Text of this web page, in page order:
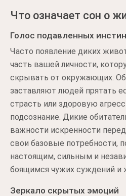
Что означает сон о
Голос подавленных
Часто появление диких
часть вашей личности,
скрывать от окружающих.
заставляют людей прятать
страсть или здоровую
подсознание. Дикие
важности искренности
свои базовые потребности,
настоящим, сильным и
боящимся чужих суждений и
Зеркало скрытых эмоций